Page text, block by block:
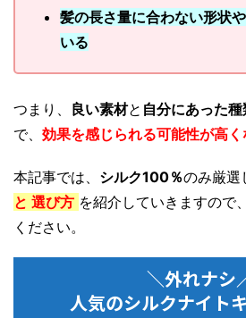
髪の長さ量に合わない形状
いる
つまり、 良い素材と 自分にあった種
で、 効果を感じられる可能性が高く
本記事では、 シルク100％のみ厳選
と 選び方 を紹介していきますので
ください。
＼外れナシ
人気のシルクナイト